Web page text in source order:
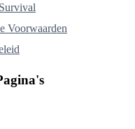
Voorwaarden